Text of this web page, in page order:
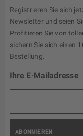
Registrieren Sie sich
Newsletter und seien
Profitieren Sie von
sichern Sie sich einen
Bestellung.
Ihre E-Mailadresse
ABONNIEREN